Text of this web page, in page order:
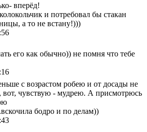
вперёд!
и потребовал бы стакан
а то не встану!)))
его как обычно)) не помня что тебе
с возрастом робею и от досады не
чувствую - мудрею. А присмотрюсь
бодро и по делам))